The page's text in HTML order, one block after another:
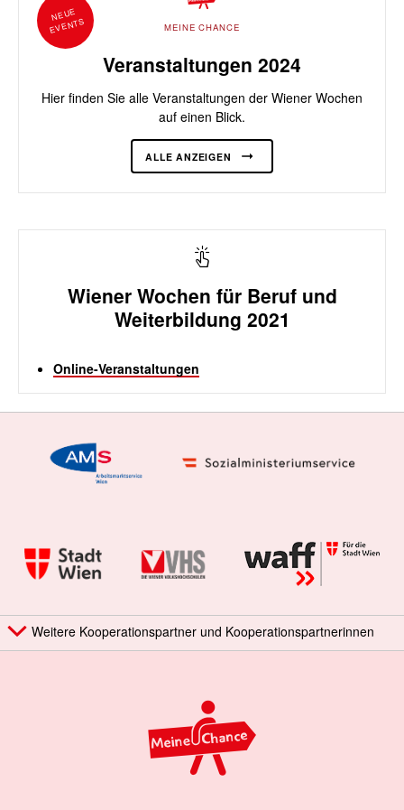
MEINE CHANCE
Veranstaltungen 2024
Hier finden Sie alle Veranstaltungen der Wiener Wochen
auf einen Blick.
ALLE ANZEIGEN
NEUE
EVENTS
Wiener Wochen für Beruf und
Weiterbildung 2021
Online-Veranstaltungen
Weitere Kooperationspartner und Kooperationspartnerinnen